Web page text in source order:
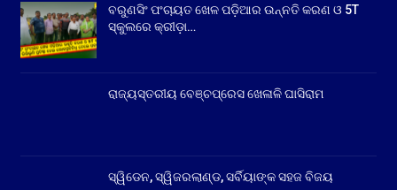
ବରୁଣସିଂ ପଂଚାୟତ ଖେଳ ପଡ଼ିଆର ଉନ୍ନତି କରଣ ଓ 5T
ସ୍କୁଲରେ କ୍ରୀଡ଼ା…
ରାଜ୍ୟସ୍ତରୀୟ ବେଞ୍ଚପ୍ରେସ ଖେଳାଳି ଘାସିରାମ
ସ୍ୱିଡେନ, ସ୍ୱିଜରଲାଣ୍ଡ, ସର୍ବିୟାଙ୍କ ସହଜ ବିଜୟ